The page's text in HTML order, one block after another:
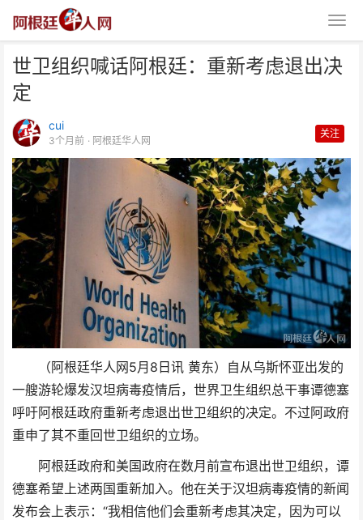
世卫组织喊话阿根廷：重新考虑退出决
定
cui
3个月前 · 阿根廷华人网
关注
（阿根廷华人网5月8日讯 黄东）自从乌斯怀亚出发的
一艘游轮爆发汉坦病毒疫情后，世界卫生组织总干事谭德塞
呼吁阿根廷政府重新考虑退出世卫组织的决定。不过阿政府
重申了其不重回世卫组织的立场。
阿根廷政府和美国政府在数月前宣布退出世卫组织，谭
德塞希望上述两国重新加入。他在关于汉坦病毒疫情的新闻
发布会上表示：“我相信他们会重新考虑其决定，因为可以
世卫组织喊话阿根廷：重新考虑退
出决定